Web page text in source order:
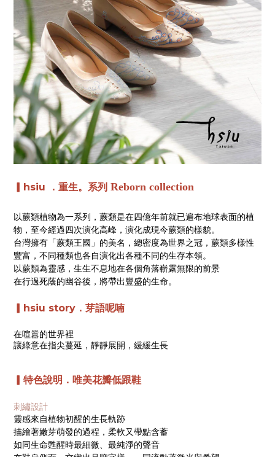
▎hsiu ． 重生。系列 Reborn collection
以蕨類植物為一系列，蕨類是在四億年前就已遍布地球表面的植
物，至今經過四次演化高峰，演化成現今蕨類的樣貌。
台灣擁有「蕨類王國」的美名，總密度為世界之冠，蕨類多樣性
豐富，不同種類也各自演化出各種不同的生存本領。
以蕨類為靈感，生生不息地在各個角落嶄露無限的前景
在行過死蔭的幽谷後，將帶出豐盛的生命。
▎hsiu story．芽語呢喃
在喧囂的世界裡
讓綠意在指尖蔓延，靜靜展開，緩緩生長
▎特色說明．唯美花瓣低跟鞋
刺繡設計
靈感來自植物初醒的生長軌跡
描繪著嫩芽萌發的過程， 柔軟又帶點含蓄
如同生命甦醒時最細微、最純淨的聲音